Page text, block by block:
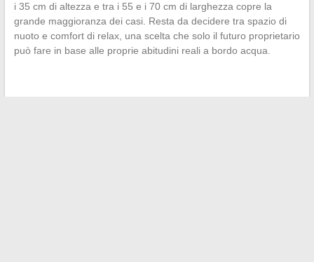
i 35 cm di altezza e tra i 55 e i 70 cm di larghezza copre la
grande maggioranza dei casi. Resta da decidere tra spazio di
nuoto e comfort di relax, una scelta che solo il futuro proprietario
può fare in base alle proprie abitudini reali a bordo acqua.